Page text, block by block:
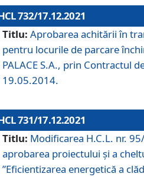
732/17.12.2021
Titlu: Aprobarea achitării în
pentru locurile de parcare
PALACE S.A., prin Contractul
19.05.2014.
731/17.12.2021
Titlu: Modificarea H.C.L. nr.
aprobarea proiectului și a
”Eficientizarea energetică a